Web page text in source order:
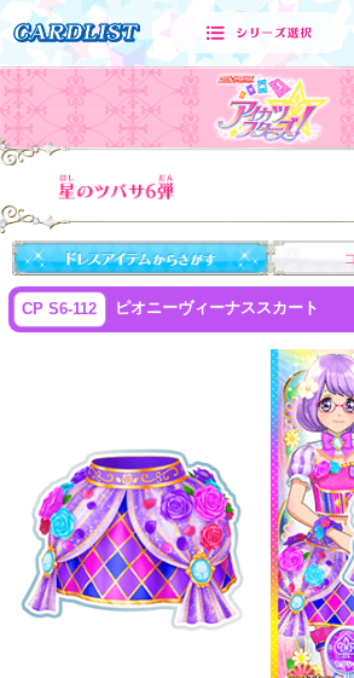
CP S6-112 ピオニーヴィーナススカート